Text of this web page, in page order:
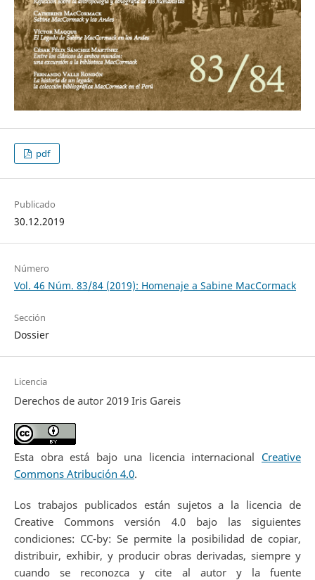
pdf
Publicado
30.12.2019
Número
Vol. 46 Núm. 83/84 (2019): Homenaje a Sabine MacCormack
Sección
Dossier
Licencia
Derechos de autor 2019 Iris Gareis
Esta obra está bajo una licencia internacional Creative
Commons Atribución 4.0.
Los trabajos publicados están sujetos a la licencia de
Creative Commons versión 4.0 bajo las siguientes
condiciones: CC-by: Se permite la posibilidad de copiar,
distribuir, exhibir, y producir obras derivadas, siempre y
cuando se reconozca y cite al autor y la fuente